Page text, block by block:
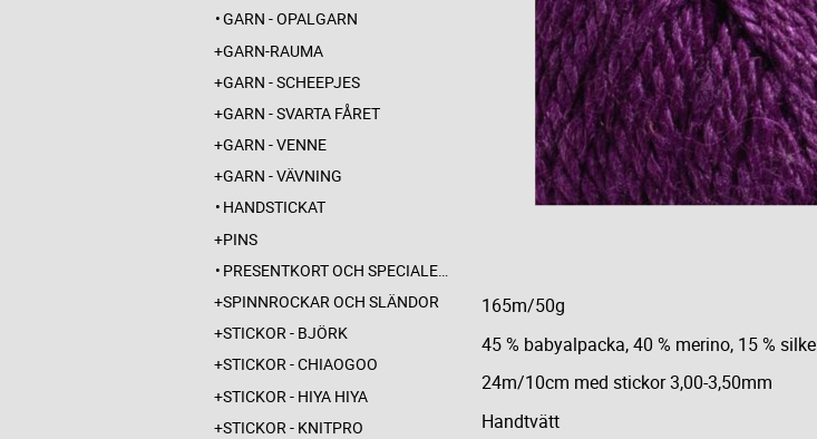
165m/50g
45 % babyalpacka, 40 % merino, 15 % silke
24m/10cm med stickor 3,00-3,50mm
Handtvätt
GARN - OPALGARN
GARN-RAUMA
GARN - SCHEEPJES
GARN - SVARTA FÅRET
GARN - VENNE
GARN - VÄVNING
HANDSTICKAT
PINS
PRESENTKORT OCH SPECIALERBJUDANDEN
SPINNROCKAR OCH SLÄNDOR
STICKOR - BJÖRK
STICKOR - CHIAOGOO
STICKOR - HIYA HIYA
STICKOR - KNITPRO